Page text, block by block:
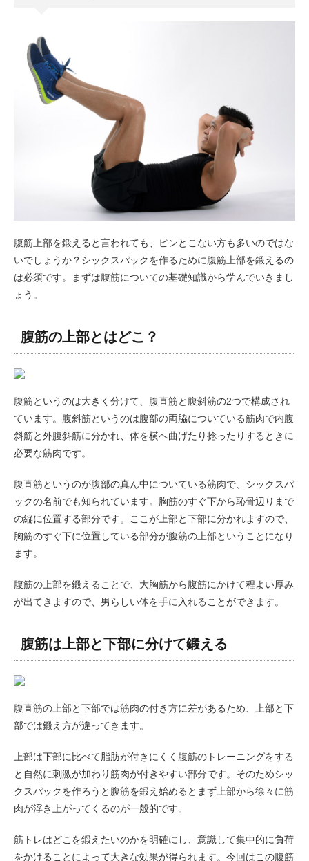
腹筋上部を鍛えると言われても、ピンとこない方も多いのではな
いでしょうか？シックスパックを作るために腹筋上部を鍛えるの
は必須です。まずは腹筋についての基礎知識から学んでいきまし
ょう。
腹筋の上部とはどこ？
腹筋というのは大きく分けて、腹直筋と腹斜筋の2つで構成され
ています。腹斜筋というのは腹部の両脇についている筋肉で内腹
斜筋と外腹斜筋に分かれ、体を横へ曲げたり捻ったりするときに
必要な筋肉です。
腹直筋というのが腹部の真ん中についている筋肉で、シックスパ
ックの名前でも知られています。胸筋のすぐ下から恥骨辺りまで
の縦に位置する部分です。ここが上部と下部に分かれますので、
胸筋のすぐ下に位置している部分が腹筋の上部ということになり
ます。
腹筋の上部を鍛えることで、大胸筋から腹筋にかけて程よい厚み
が出てきますので、男らしい体を手に入れることができます。
腹筋は上部と下部に分けて鍛える
腹直筋の上部と下部では筋肉の付き方に差があるため、上部と下
部では鍛え方が違ってきます。
上部は下部に比べて脂肪が付きにくく腹筋のトレーニングをする
と自然に刺激が加わり筋肉が付きやすい部分です。そのためシッ
クスパックを作ろうと腹筋を鍛え始めるとまず上部から徐々に筋
肉が浮き上がってくるのが一般的です。
筋トレはどこを鍛えたいのかを明確にし、意識して集中的に負荷
をかけることによって大きな効果が得られます。今回はこの腹筋